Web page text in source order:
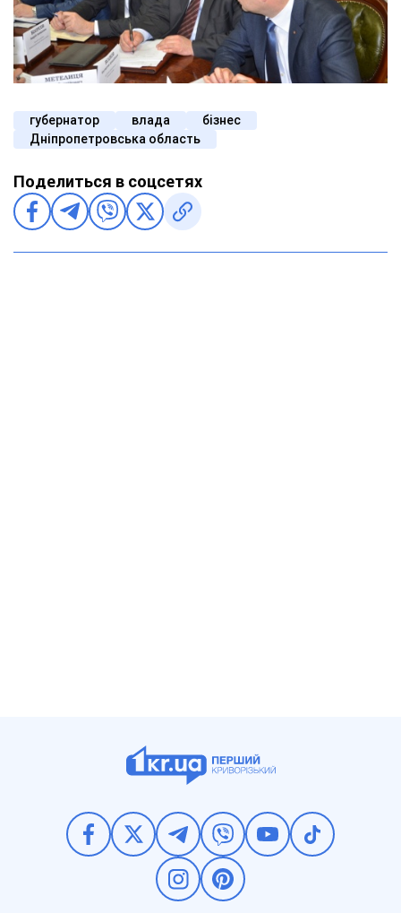
губернатор влада
бізнес
Дніпропетровська область
Поделиться в соцсетях